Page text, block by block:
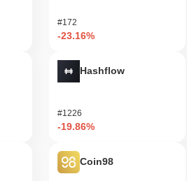
#172
-23.16%
Hashflow
#1226
-19.86%
Coin98